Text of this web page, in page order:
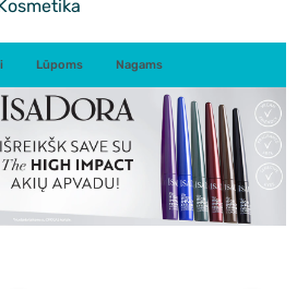
Lūpoms Nagams